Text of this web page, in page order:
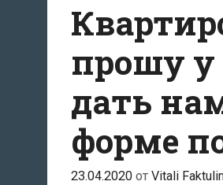
прошу у
дать
форме
23.04.2020 от Vitali